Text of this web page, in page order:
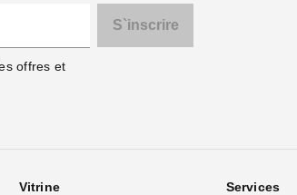
offres et
Vitrine
Services